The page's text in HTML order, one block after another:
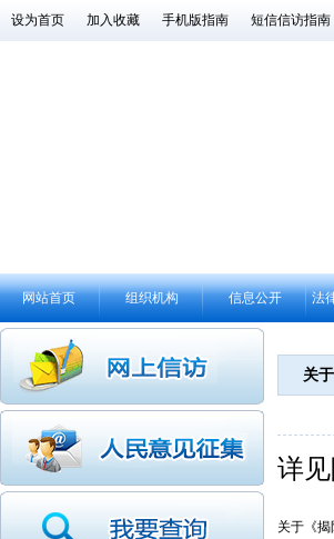
设为首页 加入收藏 手机版指南 短信信访指南
网站首页 组织机构 信息公开 法
关
详
关于《